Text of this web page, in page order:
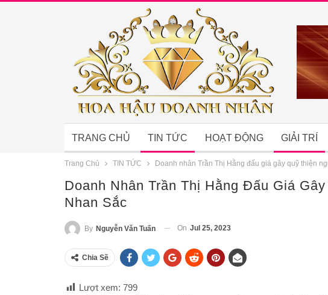
TRANG CHỦ TIN TỨC HOẠT ĐỘNG GIẢI TRÍ
Trang Chủ TIN TỨC Doanh nhân Trần Thị Hằng đấu giá gây quỹ thiện
Doanh Nhân Trần Thị Hằng Đấu Giá
Nhan Sắc
By Nguyễn Văn Tuấn On Jul 25, 2023
Chia Sẽ
Lượt xem: 799